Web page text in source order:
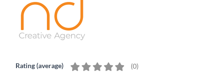
Rating (average) (0)